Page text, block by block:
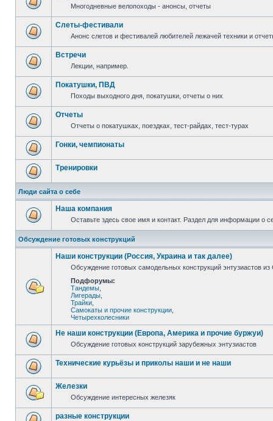
Многодневные велопоходы - анонсы, отчеты
Слеты-фестивали
Анонс слетов и фестивалей любителей лежачей техники и
Встречи
Лекции, например.
Покатушки, ПВД
Походы выходного дня, покатушки, отчеты о них
Отчеты
Отчеты о покатушках, поездках, тест-райдах, тест-турах
Гонки, чемпионаты
Тренировки
Люди сайта о себе
Наша компания
Оставьте здесь свое имя и контакт. Раздел для информации о
Обсуждение готовых конструкций
Наши конструкции (Россия, Украина и так далее)
Обсуждение готовых самодельных конструкций энтузиастов
Подфорумы:
Тандемы
Лигерады
Трайки
Самокаты и прочие конструкции
Четырехколесники
Не наши конструкции (Европа, Америка и прочие буржуи)
Обсуждение готовых конструкций зарубежных энтузиастов
Технические курьёзы и приколы наши и не наши
Железки
Обсуждение интересных железяк
разные конструкции